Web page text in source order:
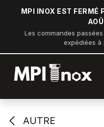
Se rendre au contenu
MPI INOX EST FERMÉ
Les commandes
expédiées à
AUTRE